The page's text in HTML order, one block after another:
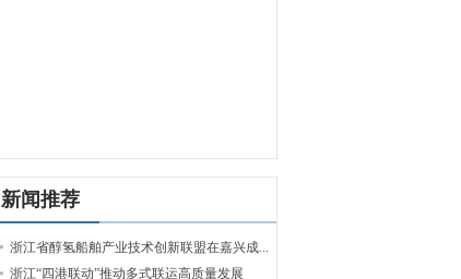
新闻推荐
浙江省醇氢船舶产业技术创新联盟在嘉兴成...
浙江“四港联动”推动多式联运高质量发展